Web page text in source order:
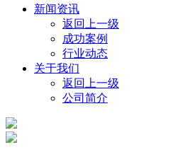
新闻资讯
返回上一级
成功案例
行业动态
关于我们
返回上一级
公司简介